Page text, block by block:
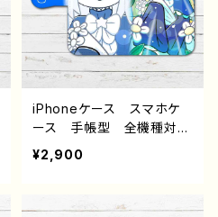
Xperia Googlepixel A
ndroid アンドロイド ケ
ース 個性的 おすすめ
ランジェリー 黒タイツ 人
気 イラストレーター クリ
エイター 絵師 オリジナ
ル デザイン グッズ タイ
作：プラネ
iPhoneケース スマホケ
ース 手帳型 全機種対
応 可愛い女の子 かっこ
いい女子 イラスト おしゃ
AQUOS Xperia Goo
¥2,900